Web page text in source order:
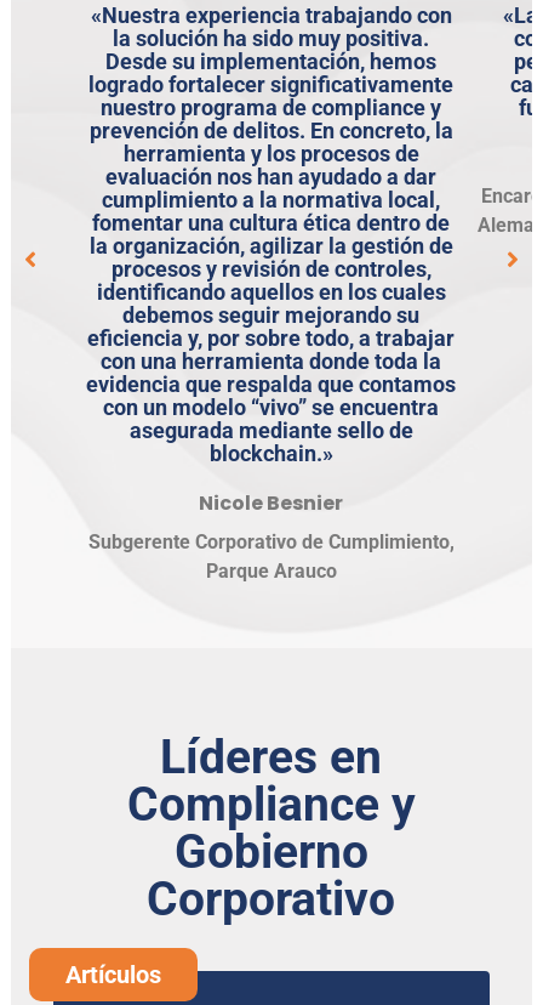
«Nuestra experiencia trabajando con
la solución ha sido muy positiva.
Desde su implementación, hemos
logrado fortalecer significativamente
nuestro programa de compliance y
prevención de delitos. En concreto, la
herramienta y los procesos de
evaluación nos han ayudado a dar
cumplimiento a la normativa local,
fomentar una cultura ética dentro de
la organización, agilizar la gestión de
procesos y revisión de controles,
identificando aquellos en los cuales
debemos seguir mejorando su
eficiencia y, por sobre todo, a trabajar
con una herramienta donde toda la
evidencia que respalda que contamos
con un modelo “vivo” se encuentra
asegurada mediante sello de
blockchain.»
Nicole Besnier
Subgerente Corporativo de Cumplimiento,
Parque Arauco
Líderes en
Compliance y
Gobierno
Corporativo
Artículos